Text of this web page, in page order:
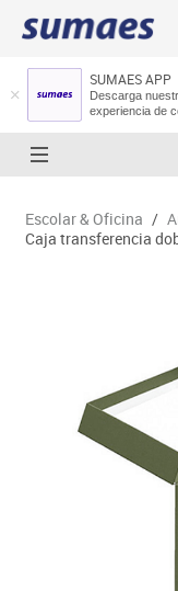
SUMAES APP
Descarga
experiencia de
Escolar & Oficina /
Caja transferencia